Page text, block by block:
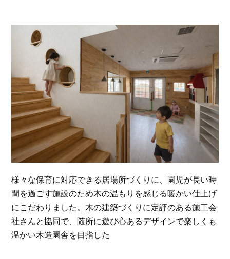
様々な保育に対応できる居場所づくりに、園児が長い時
間を過ごす施設のため木の温もりを感じる暖かい仕上げ
にこだわりました。木の建築づくりに定評のある施工会
社さんと協同で、随所に遊び心あるデザインで楽しくも
温かい木造園舎を目指した